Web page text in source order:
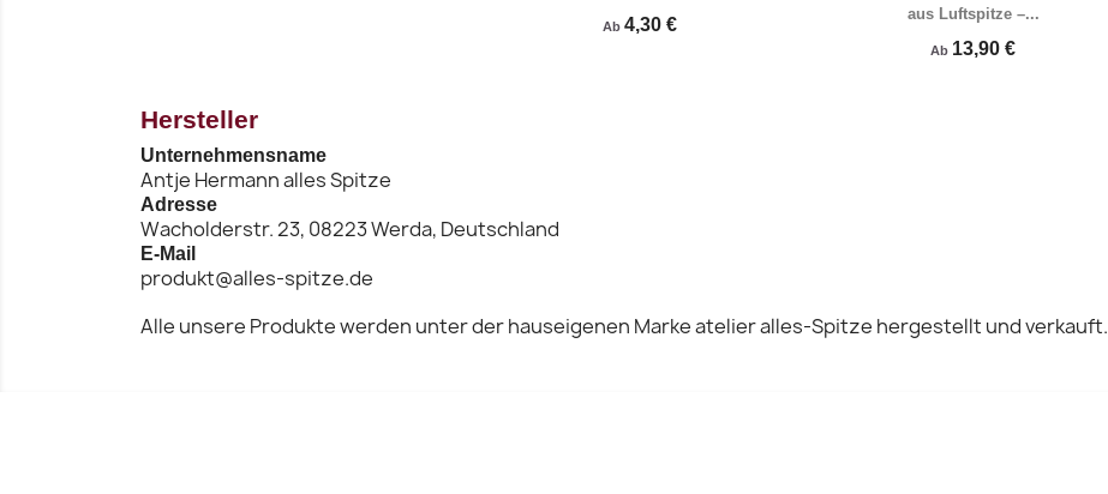
Vorschau
Ab4,30 €
aus Luftspitze –...
Ab 13,90 €
Hersteller
Unternehmensname
Antje Hermann alles Spitze
Adresse
Wacholderstr. 23, 08223 Werda, Deutschland
E-Mail
produkt@alles-spitze.de
Alle unsere Produkte werden unter der hauseigenen Marke atelier alles-Spitze hergestellt und verkauft.